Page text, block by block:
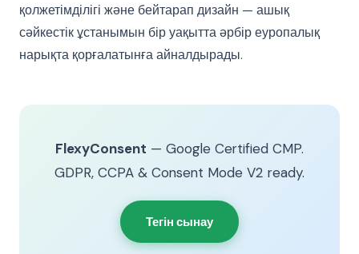
қолжетімділігі және бейтарап дизайн — ашық
сәйкестік ұстанымын бір уақытта әрбір еуропалық
нарықта қорғалатынға айналдырады.
FlexyConsent — Google Certified CMP.
GDPR, CCPA & Consent Mode V2 ready.
Тегін сынау